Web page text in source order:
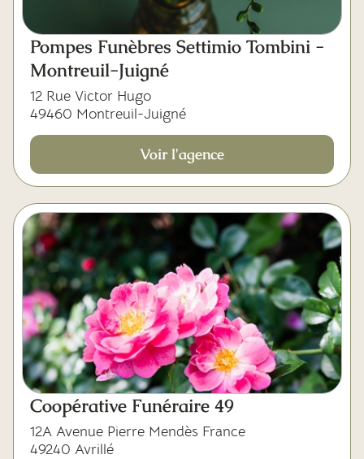
Pompes Funèbres Settimio Tombini -
Montreuil-Juigné
12 Rue Victor Hugo
49460 Montreuil-Juigné
Voir l'agence
Coopérative Funéraire 49
12A Avenue Pierre Mendès France
49240 Avrillé